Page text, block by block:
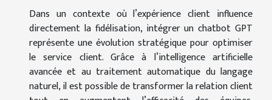
Dans un contexte où l’expérience client influence
directement la fidélisation, intégrer un chatbot GPT
représente une évolution stratégique pour optimiser
le service client. Grâce à l’intelligence artificielle
avancée et au traitement automatique du langage
naturel, il est possible de transformer la relation client